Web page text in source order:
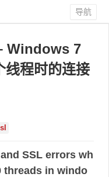
导航
Windows 7
线程时的连接
SSL errors wh
threads in windo